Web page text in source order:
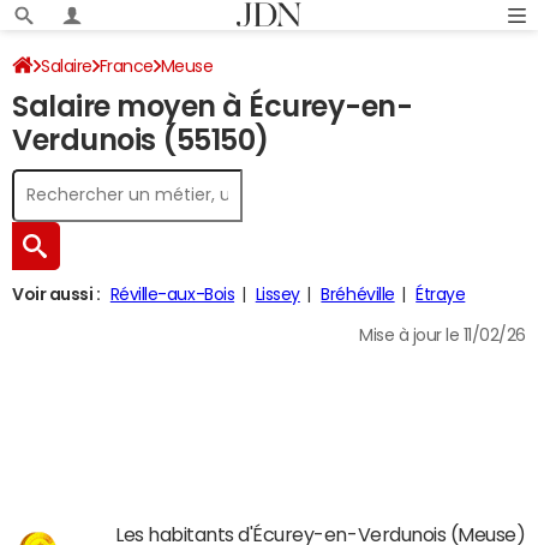
Salaire France Meuse
Salaire moyen à Écurey-en-
Verdunois (55150)
Voir aussi : Réville-aux-Bois Lissey Bréhéville Étraye
Mise à jour le 11/02/26
Les habitants d'Écurey-en-Verdunois (Meuse)